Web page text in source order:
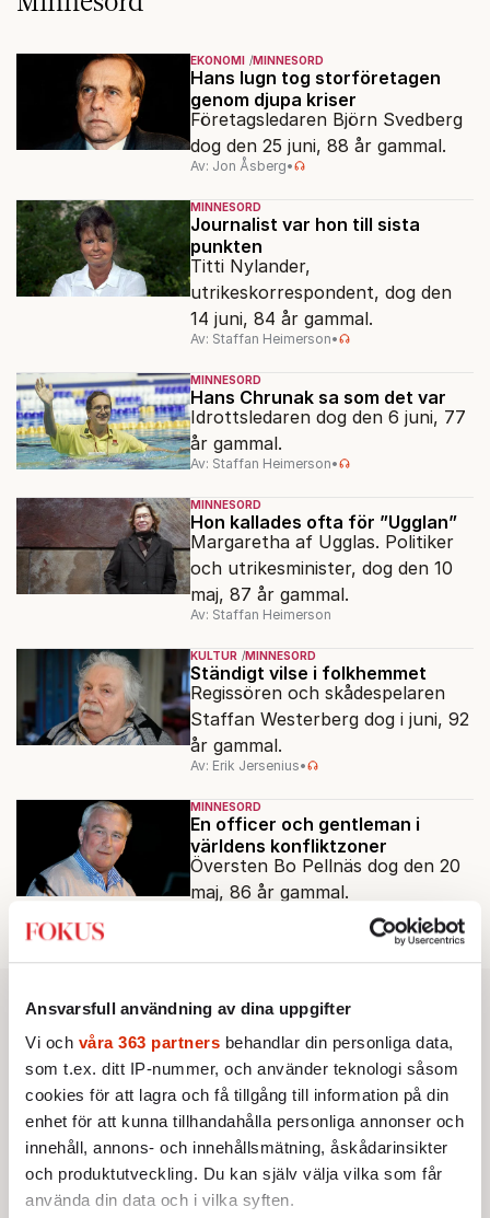
Ansvarsfull användning av dina uppgifter
Vi och våra 363 partners behandlar din personliga data,
som t.ex. ditt IP-nummer, och använder teknologi såsom
cookies för att lagra och få tillgång till information på din
enhet för att kunna tillhandahålla personliga annonser och
innehåll, annons- och innehållsmätning, åskådarinsikter
och produktutveckling. Du kan själv välja vilka som får
använda din data och i vilka syften.
EKONOMI MINNESORD
Hans lugn tog storföretagen
genom djupa kriser
Företagsledaren Björn Svedberg
dog den 25 juni, 88 år gammal.
Av: Jon Åsberg•
MINNESORD
Journalist var hon till sista
punkten
Titti Nylander,
utrikeskorrespondent, dog den
14 juni, 84 år gammal.
Av: Staffan Heimerson•
MINNESORD
Hans Chrunak sa som det var
Idrottsledaren dog den 6 juni, 77
år gammal.
Av: Staffan Heimerson•
MINNESORD
Hon kallades ofta för ”Ugglan”
Margaretha af Ugglas. Politiker
och utrikesminister, dog den 10
maj, 87 år gammal.
Av: Staffan Heimerson
KULTUR MINNESORD
Ständigt vilse i folkhemmet
Regissören och skådespelaren
Staffan Westerberg dog i juni, 92
år gammal.
Av: Erik Jersenius•
MINNESORD
En officer och gentleman i
världens konfliktzoner
Översten Bo Pellnäs dog den 20
maj, 86 år gammal.